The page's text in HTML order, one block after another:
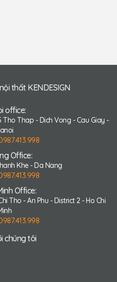
thất KENDESIGN
office:
Thap - Dich Vong - Cau Giay -
Office:
Khe - Da Nang
Office:
Tho - An Phu - District 2 - Ho Chi
chúng tôi